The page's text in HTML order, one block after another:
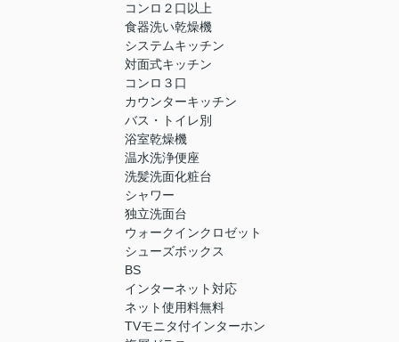
コンロ２口以上
食器洗い乾燥機
システムキッチン
対面式キッチン
コンロ３口
カウンターキッチン
バス・トイレ別
浴室乾燥機
温水洗浄便座
洗髪洗面化粧台
シャワー
独立洗面台
ウォークインクロゼット
シューズボックス
BS
インターネット対応
ネット使用料無料
TVモニタ付インターホン